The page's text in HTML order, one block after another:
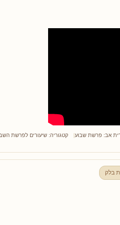
אב: פרשת שבוע קטגוריה: שיעורים לפרשת
בלק